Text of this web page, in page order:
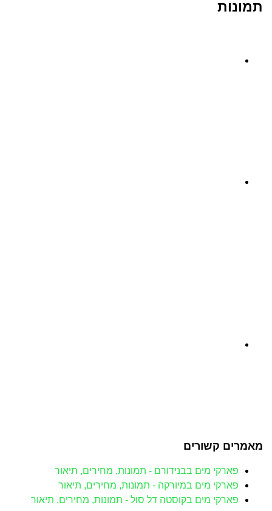
תמונות
מאמרים קשורים
פארקי מים בבנידורם - תמונות, מחירים, תיאור
פארקי מים במיורקה - תמונות, מחירים, תיאור
פארקי מים בקוסטה דל סול - תמונות, מחירים, תיאור